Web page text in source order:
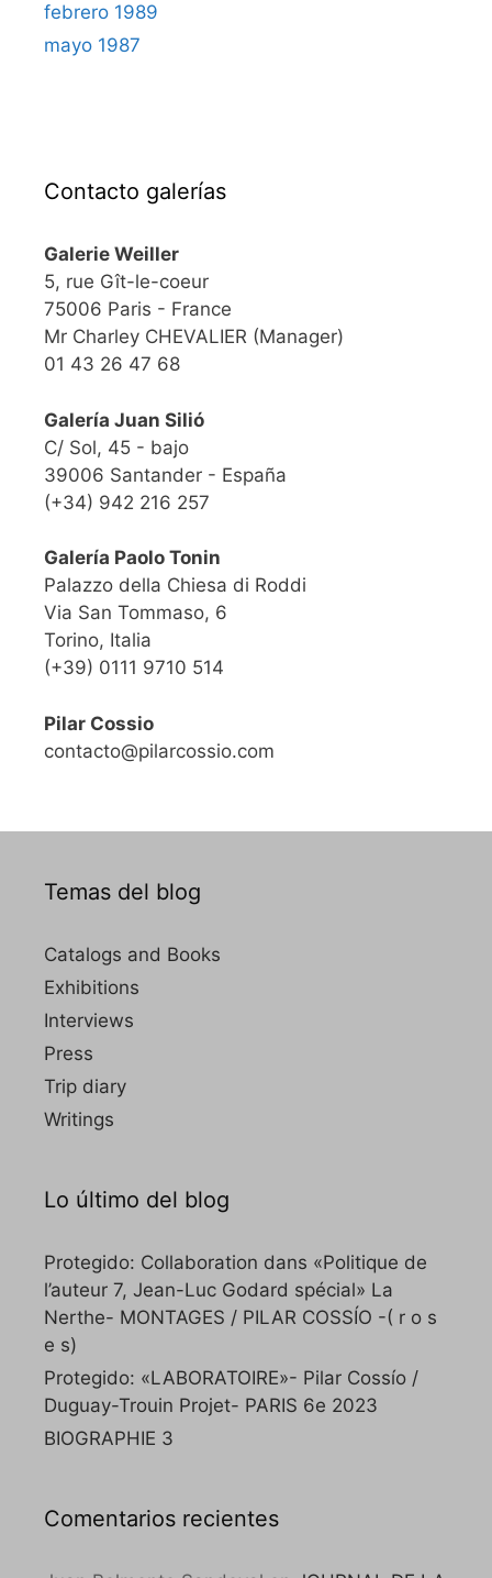
febrero 1989
mayo 1987
Contacto galerías
Galerie Weiller
5, rue Gît-le-coeur
75006 Paris - France
Mr Charley CHEVALIER (Manager)
01 43 26 47 68
Galería Juan Silió
C/ Sol, 45 - bajo
39006 Santander - España
(+34) 942 216 257
Galería Paolo Tonin
Palazzo della Chiesa di Roddi
Via San Tommaso, 6
Torino, Italia
(+39) 0111 9710 514
Pilar Cossio
contacto@pilarcossio.com
Temas del blog
Catalogs and Books
Exhibitions
Interviews
Press
Trip diary
Writings
Lo último del blog
Protegido: Collaboration dans «Politique de
l’auteur 7, Jean-Luc Godard spécial» La
Nerthe- MONTAGES / PILAR COSSÍO -( r o s
e s)
Protegido: «LABORATOIRE»- Pilar Cossío /
Duguay-Trouin Projet- PARIS 6e 2023
BIOGRAPHIE 3
Comentarios recientes